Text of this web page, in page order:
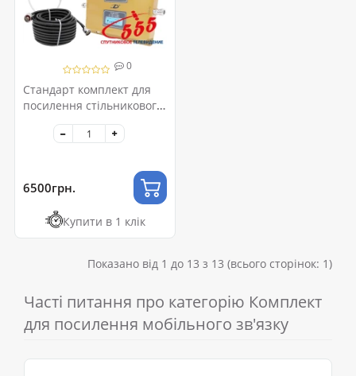
0
Стандарт комплект для
посилення стільникового
зв'язку 2G-GSM/4G-LTE
6500грн.
Купити в 1 клік
Показано від 1 до 13 з 13 (всього сторінок: 1)
Часті питання про категорію Комплект
для посилення мобільного зв'язку